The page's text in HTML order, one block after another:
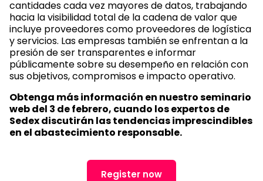
cantidades cada vez mayores de datos, trabajando
hacia la visibilidad total de la cadena de valor que
incluye proveedores como proveedores de logística
y servicios. Las empresas también se enfrentan a la
presión de ser transparentes e informar
públicamente sobre su desempeño en relación con
sus objetivos, compromisos e impacto operativo.
Obtenga más información en nuestro seminario
web del 3 de febrero, cuando los expertos de
Sedex discutirán las tendencias imprescindibles
en el abastecimiento responsable.
Register now